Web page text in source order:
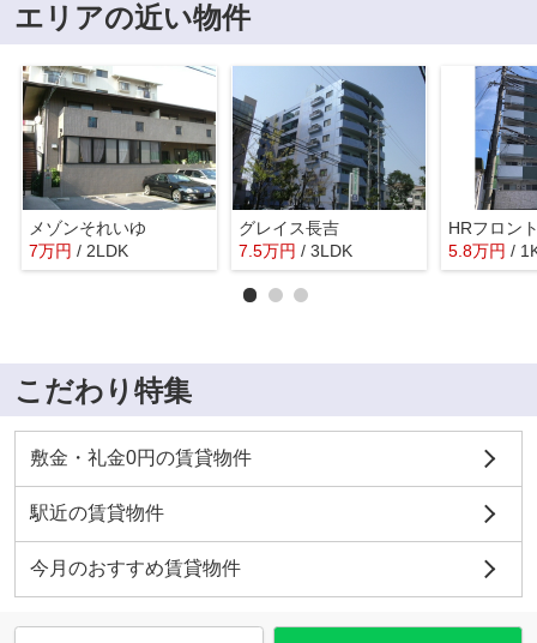
エリアの近い物件
メゾンそれいゆ
7万円 / 2LDK
グレイス長吉
7.5万円 / 3LDK 5.8万円 /
こだわり特集
敷金・礼金0円の賃貸物件
駅近の賃貸物件
今月のおすすめ賃貸物件